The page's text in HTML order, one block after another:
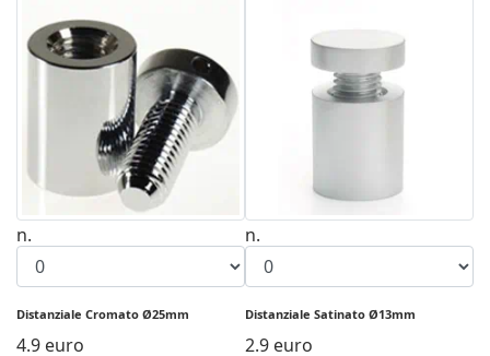
n.
Distanziale Cromato Ø25mm
4.9 euro
n.
Distanziale Satinato Ø13mm
2.9 euro